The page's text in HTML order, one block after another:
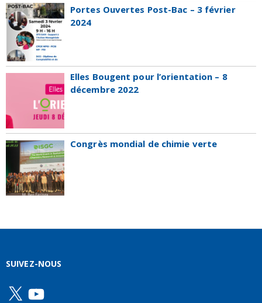
Portes Ouvertes Post-Bac – 3 février
2024
Elles Bougent pour l’orientation – 8
décembre 2022
Congrès mondial de chimie verte
SUIVEZ-NOUS
X YouTube